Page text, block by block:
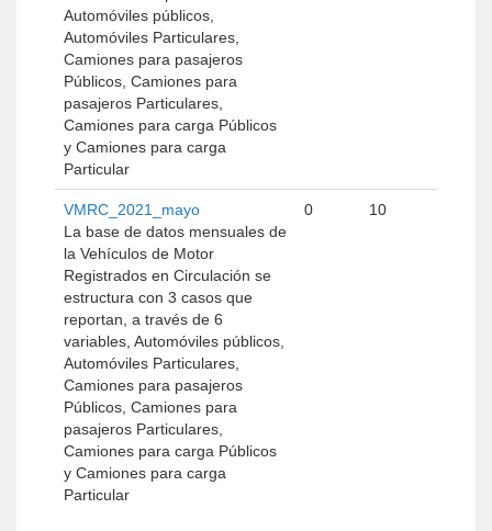
Automóviles públicos,
Automóviles Particulares,
Camiones para pasajeros
Públicos, Camiones para
pasajeros Particulares,
Camiones para carga Públicos
y Camiones para carga
Particular
VMRC_2021_mayo
La base de datos mensuales de
la Vehículos de Motor
Registrados en Circulación se
estructura con 3 casos que
reportan, a través de 6
variables, Automóviles públicos,
Automóviles Particulares,
Camiones para pasajeros
Públicos, Camiones para
pasajeros Particulares,
Camiones para carga Públicos
y Camiones para carga
Particular
0 10